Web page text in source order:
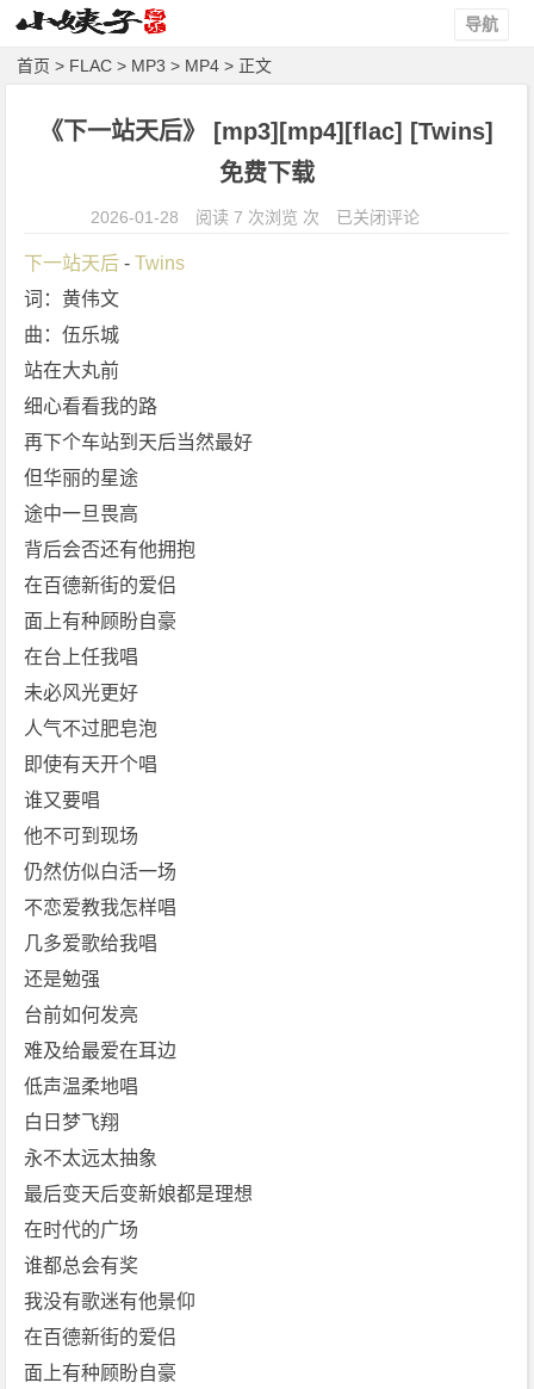
导航
首页 > FLAC > MP3 > MP4 > 正文
《下一站天后》 [mp3][mp4][flac] [Twins]
免费下载
2026-01-28 阅读 7 次浏览 次
《下
已关闭评论
下一站天后 - Twins
词：黄伟文
曲：伍乐城
站在大丸前
细心看看我的路
再下个车站到天后当然最好
但华丽的星途
途中一旦畏高
背后会否还有他拥抱
在百德新街的爱侣
面上有种顾盼自豪
在台上任我唱
未必风光更好
人气不过肥皂泡
即使有天开个唱
谁又要唱
他不可到现场
仍然仿似白活一场
不恋爱教我怎样唱
几多爱歌给我唱
还是勉强
台前如何发亮
难及给最爱在耳边
低声温柔地唱
白日梦飞翔
永不太远太抽象
最后变天后变新娘都是理想
在时代的广场
谁都总会有奖
我没有歌迷有他景仰
在百德新街的爱侣
面上有种顾盼自豪